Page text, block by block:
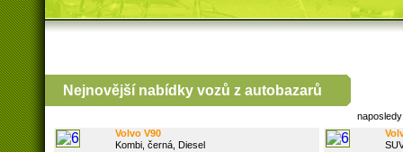
Nejnovější nabídky vozů z autobazarů
Volvo V90
Kombi, černá, Diesel